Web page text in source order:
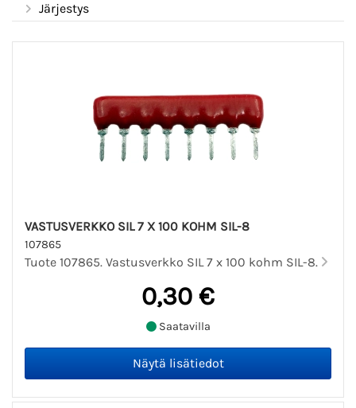
Järjestys
VASTUSVERKKO SIL 7 X 100 KOHM SIL-8
107865
Tuote 107865. Vastusverkko SIL 7 x 100 kohm SIL-8.
0,30 €
Saatavilla